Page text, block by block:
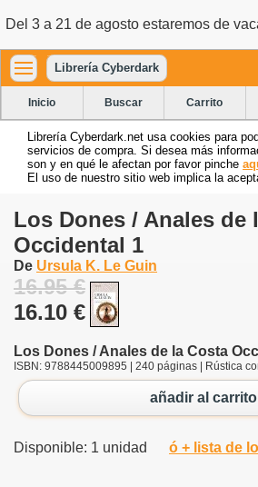
Del 3 a 21 de agosto estaremos de
Librería Cyberdark
Inicio Buscar Carrito
Librería Cyberdark.net usa cookies para
servicios de compra. Si desea más
son y en qué le afectan por favor pinche
El uso de nuestro sitio web implica la
Los Dones / Anales de
Occidental 1
De Ursula K. Le Guin
16.95 €
16.10 €
Los Dones / Anales de la Costa
ISBN: 9788445009895 | 240 páginas | Rústica
añadir al carrito
Disponible: 1 unidad ó + lista de